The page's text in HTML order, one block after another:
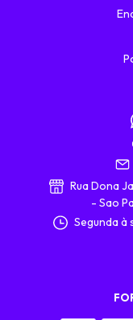
Rua Dona
- Sao
Segunda à